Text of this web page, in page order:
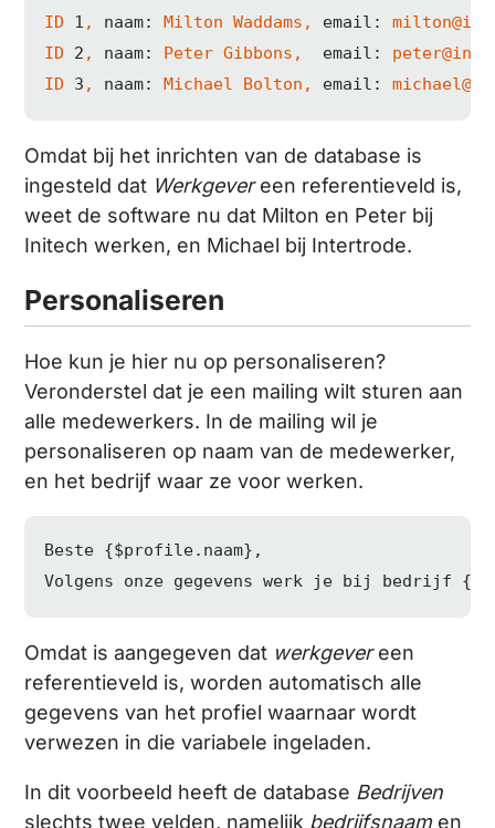
ID 1 , naam: Milton Waddams, email:
ID
2 , naam: Peter Gibbons, email:
ID
3 , naam: Michael Bolton, email:
Omdat bij het inrichten van de database is
ingesteld dat Werkgevereen referentieveld is,
weet de software nu dat Milton en Peter bij
Initech werken, en Michael bij Intertrode.
Personaliseren
Hoe kun je hier nu op personaliseren?
Veronderstel dat je een mailing wilt sturen aan
alle medewerkers. In de mailing wil je
personaliseren op naam van de medewerker,
en het bedrijf waar ze voor werken.
Beste {$profile.naam},
Volgens onze gegevens werk je bij bedrijf {
Omdat is aangegeven dat werkgevereen
referentieveld is, worden automatisch alle
gegevens van het profiel waarnaar wordt
verwezen in die variabele ingeladen.
In dit voorbeeld heeft de database Bedrijven
slechts twee velden, namelijk bedrijfsnaamen